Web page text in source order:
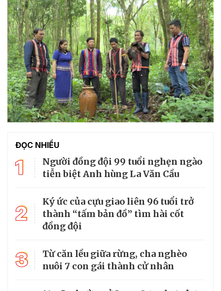
ĐỌC NHIỀU
1
Người đồng đội 99 tuổi nghẹn ngào
tiễn biệt Anh hùng La Văn Cầu
2
Ký ức của cựu giao liên 96 tuổi trở
thành “tấm bản đồ” tìm hài cốt
đồng đội
3
Từ căn lều giữa rừng, cha nghèo
nuôi 7 con gái thành cử nhân